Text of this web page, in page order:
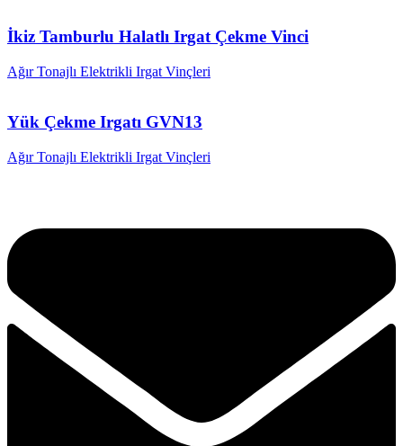
İkiz Tamburlu Halatlı Irgat Çekme Vinci
Ağır Tonajlı Elektrikli Irgat Vinçleri
Yük Çekme Irgatı GVN13
Ağır Tonajlı Elektrikli Irgat Vinçleri